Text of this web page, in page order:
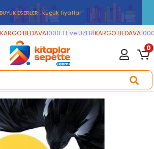
ESERLER , küçük fiyatlar''
BEDAVA1000 TL ve ÜZERİKARGO BEDAVA1000
0